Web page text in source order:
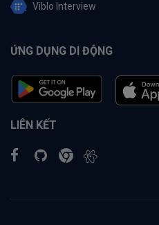
Viblo Interview
ỨNG DỤNG DI ĐỘNG
LIÊN KẾT